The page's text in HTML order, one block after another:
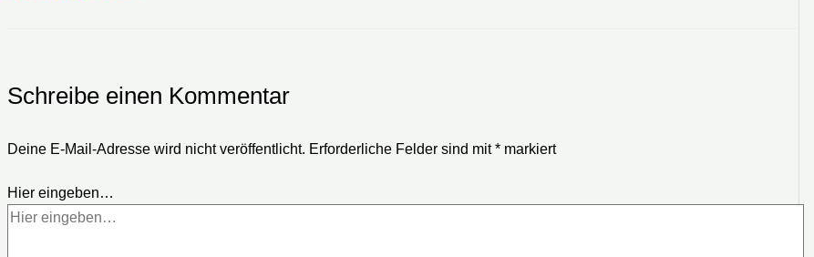
Schreibe einen Kommentar
Deine E-Mail-Adresse wird nicht veröffentlicht. Erforderliche Felder sind mit* markiert
Hier eingeben…